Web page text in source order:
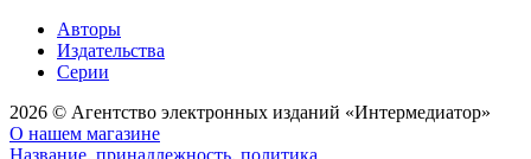
Авторы
Издательства
Серии
2026 © Агентство электронных изданий «Интермедиатор»
О нашем магазине
Название, принадлежность, политика